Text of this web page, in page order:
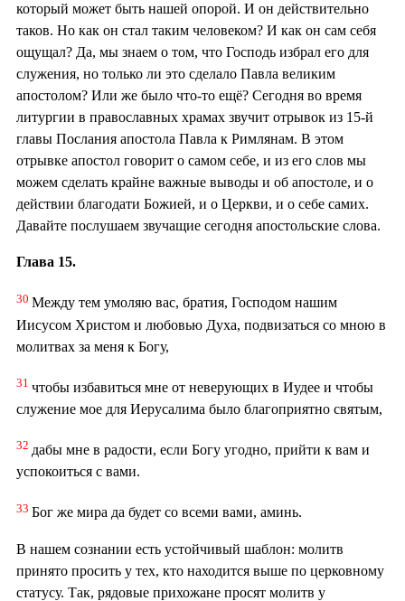
который может быть нашей опорой. И он действительно
таков. Но как он стал таким человеком? И как он сам себя
ощущал? Да, мы знаем о том, что Господь избрал его для
служения, но только ли это сделало Павла великим
апостолом? Или же было что-то ещё? Сегодня во время
литургии в православных храмах звучит отрывок из 15-й
главы Послания апостола Павла к Римлянам. В этом
отрывке апостол говорит о самом себе, и из его слов мы
можем сделать крайне важные выводы и об апостоле, и о
действии благодати Божией, и о Церкви, и о себе самих.
Давайте послушаем звучащие сегодня апостольские слова.
Глава 15.
30 Между тем умоляю вас, братия, Господом нашим
Иисусом Христом и любовью Духа, подвизаться со мною в
молитвах за меня к Богу,
31 чтобы избавиться мне от неверующих в Иудее и чтобы
служение мое для Иерусалима было благоприятно святым,
32 дабы мне в радости, если Богу угодно, прийти к вам и
успокоиться с вами.
33 Бог же мира да будет со всеми вами, аминь.
В нашем сознании есть устойчивый шаблон: молитв
принято просить у тех, кто находится выше по церковному
статусу. Так, рядовые прихожане просят молитв у